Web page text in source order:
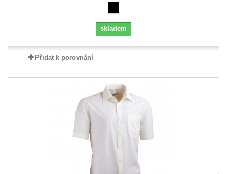
skladem
Přidat k porovnání